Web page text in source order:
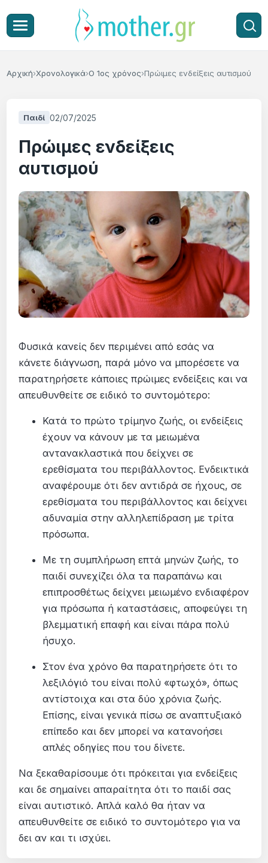
Αρχική Χρονολογικά Ο 1ος χρόνος Πρώιμες ενδείξεις αυτισμού
Παιδί 02/07/2025
Πρώιμες ενδείξεις
αυτισμού
Φυσικά κανείς δεν περιμένει από εσάς να
κάνετε διάγνωση, παρά μόνο να μπορέσετε να
παρατηρήσετε κάποιες πρώιμες ενδείξεις και να
απευθυνθείτε σε ειδικό το συντομότερο:
Κατά το πρώτο τρίμηνο ζωής, οι ενδείξεις
έχουν να κάνουν με τα μειωμένα
αντανακλαστικά που δείχνει σε
ερεθίσματα του περιβάλλοντος. Ενδεικτικά
αναφέρουμε ότι δεν αντιδρά σε ήχους, σε
ερεθίσματα του περιβάλλοντος και δείχνει
αδυναμία στην αλληλεπίδραση με τρίτα
πρόσωπα.
Με τη συμπλήρωση επτά μηνών ζωής, το
παιδί συνεχίζει όλα τα παραπάνω και
επιπροσθέτως δείχνει μειωμένο ενδιαφέρον
για πρόσωπα ή καταστάσεις, αποφεύγει τη
βλεμματική επαφή και είναι πάρα πολύ
ήσυχο.
Στον ένα χρόνο θα παρατηρήσετε ότι το
λεξιλόγιό του είναι πολύ «φτωχό», όπως
αντίστοιχα και στα δύο χρόνια ζωής.
Επίσης, είναι γενικά πίσω σε αναπτυξιακό
επίπεδο και δεν μπορεί να κατανοήσει
απλές οδηγίες που του δίνετε.
Να ξεκαθαρίσουμε ότι πρόκειται για ενδείξεις
και δε σημαίνει απαραίτητα ότι το παιδί σας
είναι αυτιστικό. Απλά καλό θα ήταν να
απευθυνθείτε σε ειδικό το συντομότερο για να
δει αν και τι ισχύει.